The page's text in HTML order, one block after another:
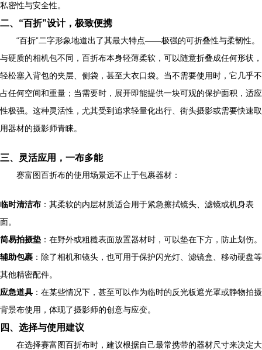
私密性与安全性。
二、“百折”设计，极致便携
“百折”二字形象地道出了其最大特点——极强的可折叠性与柔韧性。
与硬质的相机包不同，百折布本身轻薄柔软，可以随意折叠成任何形状，
轻松塞入背包的夹层、侧袋，甚至大衣口袋。当不需要使用时，它几乎不
占任何空间和重量；当需要时，展开即能提供一块可观的保护面积，适应
性极强。这种灵活性，尤其受到追求轻量化出行、街头摄影或需要快速取
用器材的摄影师青睐。
三、灵活应用，一布多能
赛富图百折布的使用场景远不止于包裹器材：
临时清洁布 ：其柔软的内层材质适合用于紧急擦拭镜头、滤镜或机身表
面。
简易拍摄垫 ：在野外或粗糙表面放置器材时，可以垫在下方，防止划伤。
辅助包裹 ：除了相机和镜头，也可用于保护闪光灯、滤镜盒、移动硬盘等
其他精密配件。
应急道具 ：在某些情况下，甚至可以作为临时的反光板遮光罩或静物拍摄
背景布使用，体现了摄影师的创意与应变。
四、选择与使用建议
在选择赛富图百折布时，建议根据自己最常携带的器材尺寸来决定大